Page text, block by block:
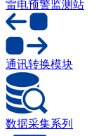
雷电预警监测站
通讯转换模块
数据采集系列